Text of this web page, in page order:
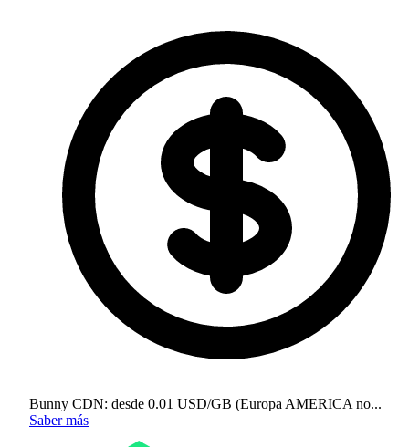
Bunny CDN: desde 0.01 USD/GB (Europa AMERICA no...
Saber más